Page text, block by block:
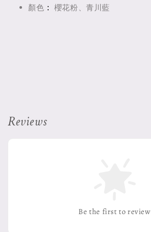
顏色 ： 櫻花粉、青川藍
Reviews
Be the first to review